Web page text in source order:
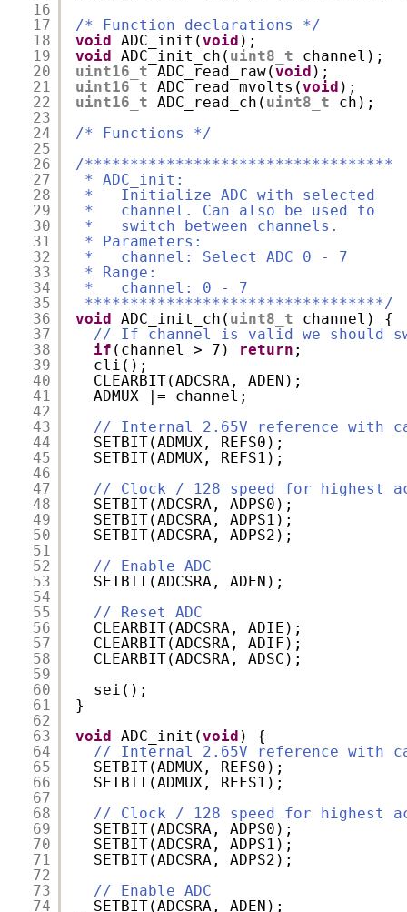
16
17
18
19
20
21
22
23
24
25
26
27
28
29
30
31
32
33
34
35
36
37
38
39
40
41
42
43
44
45
46
47
48
49
50
51
52
53
54
55
56
57
58
59
60
61
62
63
64
65
66
67
68
69
70
71
72
73
74
/* Function declarations */
void
ADC_init(void );
void
ADC_init_ch( uint8_t
channel);
uint16_t ADC_read_raw(void );
uint16_t ADC_read_mvolts(void );
uint16_t ADC_read_ch( uint8_t
ch);
/* Functions */
/**********************************
* ADC_init:
*   Initialize ADC with selected
*   channel. Can also be used to
*   switch between channels.
* Parameters:
*   channel: Select ADC 0 - 7
* Range:
*   channel: 0 - 7
*********************************/
void
ADC_init_ch( uint8_t
channel) {
// If channel is valid we should
if (channel > 7) return ;
cli();
CLEARBIT(ADCSRA, ADEN);
ADMUX |= channel;
// Internal 2.65V reference with
SETBIT(ADMUX, REFS0);
SETBIT(ADMUX, REFS1);
// Clock / 128 speed for highest
SETBIT(ADCSRA, ADPS0);
SETBIT(ADCSRA, ADPS1);
SETBIT(ADCSRA, ADPS2);
// Enable ADC
SETBIT(ADCSRA, ADEN);
// Reset ADC
CLEARBIT(ADCSRA, ADIE);
CLEARBIT(ADCSRA, ADIF);
CLEARBIT(ADCSRA, ADSC);
sei();
}
void
ADC_init(void ) {
// Internal 2.65V reference with
SETBIT(ADMUX, REFS0);
SETBIT(ADMUX, REFS1);
// Clock / 128 speed for highest
SETBIT(ADCSRA, ADPS0);
SETBIT(ADCSRA, ADPS1);
SETBIT(ADCSRA, ADPS2);
// Enable ADC
SETBIT(ADCSRA, ADEN);